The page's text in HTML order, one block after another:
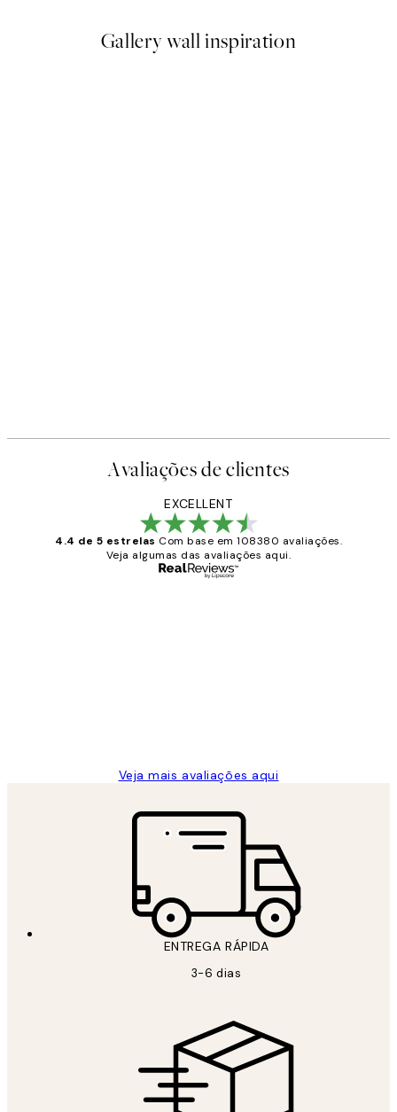
Gallery wall inspiration
Avaliações de clientes
EXCELLENT
4.4 de 5 estrelas Com base em 108380 avaliações.
Veja algumas das avaliações aqui.
Veja mais avaliações aqui
ENTREGA RÁPIDA
3-6 dias